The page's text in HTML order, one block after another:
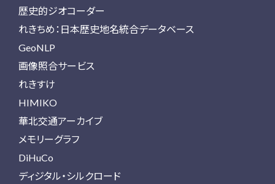
歴史的ジオコーダー
れきちめ：日本歴史地名統合データベース
GeoNLP
画像照合サービス
れきすけ
HIMIKO
華北交通アーカイブ
メモリーグラフ
DiHuCo
ディジタル・シルクロード